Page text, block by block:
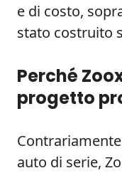
e di costo,
stato costruito
Perché
progetto
auto di serie,